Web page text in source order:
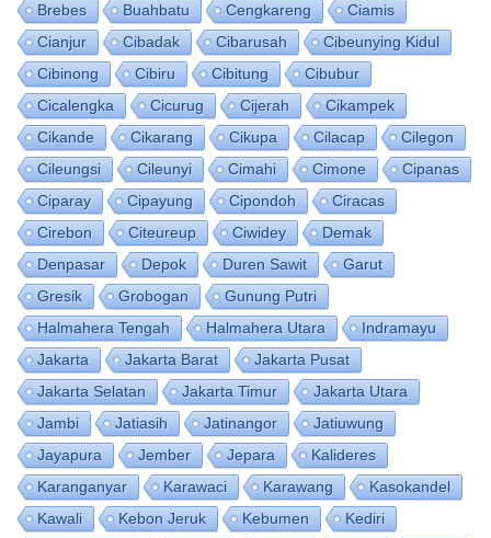
Brebes
Buahbatu Cengkareng
Ciamis
Cianjur
Cibadak Cibarusah
Cibeunying Kidul
Cibinong
Cibiru Cibitung
Cibubur
Cicalengka
Cicurug Cijerah
Cikampek
Cikande
Cikarang Cikupa Cilacap
Cilegon
Cileungsi
Cileunyi Cimahi Cimone
Cipanas
Ciparay
Cipayung Cipondoh
Ciracas
Cirebon
Citeureup Ciwidey
Demak
Denpasar
Depok Duren Sawit
Garut
Gresik
Grobogan
Gunung Putri
Halmahera Tengah
Halmahera Utara
Indramayu
Jakarta
Jakarta Barat
Jakarta Pusat
Jakarta Selatan
Jakarta Timur
Jakarta Utara
Jambi
Jatiasih Jatinangor
Jatiuwung
Jayapura
Jember Jepara
Kalideres
Karanganyar
Karawaci Karawang
Kasokandel
Kawali
Kebon Jeruk Kebumen
Kediri